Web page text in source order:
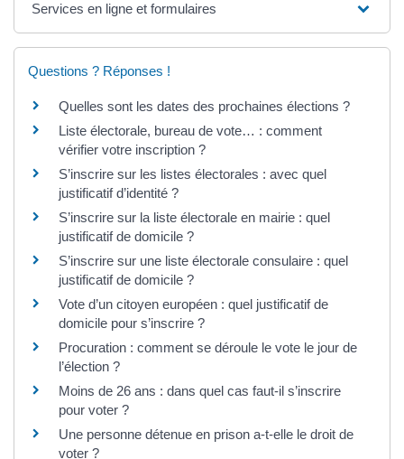
Services en ligne et formulaires
Questions ? Réponses !
Quelles sont les dates des prochaines élections ?
Liste électorale, bureau de vote… : comment
vérifier votre inscription ?
S’inscrire sur les listes électorales : avec quel
justificatif d’identité ?
S’inscrire sur la liste électorale en mairie : quel
justificatif de domicile ?
S’inscrire sur une liste électorale consulaire : quel
justificatif de domicile ?
Vote d’un citoyen européen : quel justificatif de
domicile pour s’inscrire ?
Procuration : comment se déroule le vote le jour de
l’élection ?
Moins de 26 ans : dans quel cas faut-il s’inscrire
pour voter ?
Une personne détenue en prison a-t-elle le droit de
voter ?